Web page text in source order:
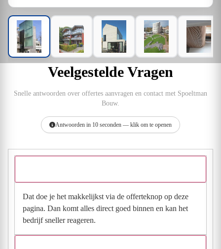
Veelgestelde Vragen
Snelle antwoorden over offertes aanvragen en contact met Spoeltman
Bouw.
Antwoorden in 10 seconden — klik om te openen
Dat doe je het makkelijkst via de offerteknop op deze
pagina. Dan komt alles direct goed binnen en kan het
bedrijf sneller reageren.